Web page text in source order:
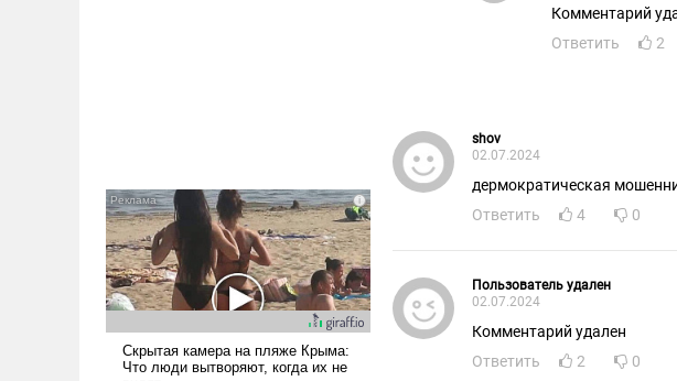
Комментарий
Ответить
2
shov
02.07.2024
дермократическая
Ответить
4 0
Пользователь удален
02.07.2024
Комментарий удален
Ответить
2 0